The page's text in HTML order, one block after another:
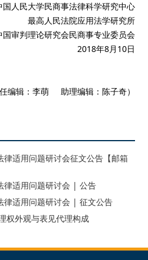
国人民大学民商事法律科学研究中心
最高人民法院应用法学研究所
国审判理论研究会民商事专业委员会
2018年8月10日
任编辑：李萌 助理编辑：陈子奇）
适用问题研讨会征文公告【邮箱
律适用问题研讨会 | 公告
律适用问题研讨会 | 征文公告
权外观与表见代理构成